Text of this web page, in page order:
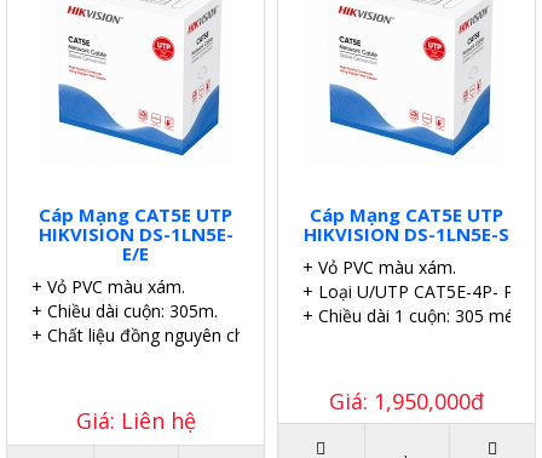
Cáp Mạng CAT5E UTP
HIKVISION DS-1LN5E-
E/E
+ Vỏ PVC màu xám.
+ Chiều dài cuộn: 305m.
+ Chất liệu đồng nguyên chất.
Giá: Liên hệ
Cáp Mạng CAT5E UTP
HIKVISION DS-1LN5E-S
+ Vỏ PVC màu xám.
+ Loại U/UTP CAT5E-4P-
+ Chiều dài 1 cuộn: 305 mét.
Giá: 1,950,000đ